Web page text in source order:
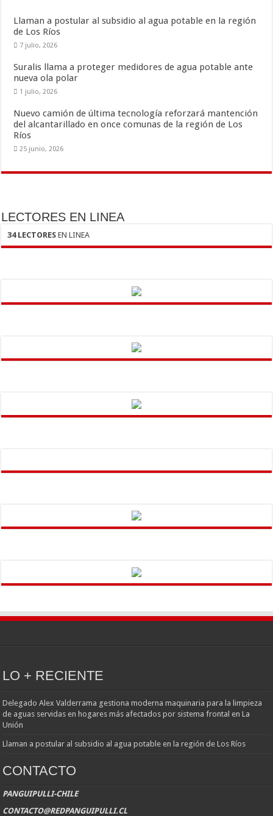
k
r
Llaman a postular al subsidio al agua potable en la región
de Los Ríos
7 julio, 2026
Suralis llama a proteger medidores de agua potable ante
nueva ola polar
1 julio, 2026
Nuevo camión de última tecnología reforzará mantención
del alcantarillado en once comunas de la región de Los
Ríos
25 junio, 2026
LECTORES EN LINEA
34 LECTORES EN LINEA
LO + RECIENTE
Delegado Alex Valderrama gestiona moderna maquinaria para la limpieza
de aguas servidas en hogares más afectados por sistema frontal en La
Unión
Llaman a postular al subsidio al agua potable en la región de Los Ríos
CONTACTO
PANGUIPULLI-CHILE
CONTACTO@REDPANGUIPULLI.CL